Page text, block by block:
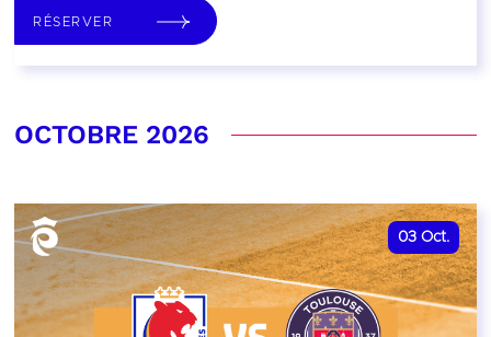
RÉSERVER
OCTOBRE 2026
03 Oct.